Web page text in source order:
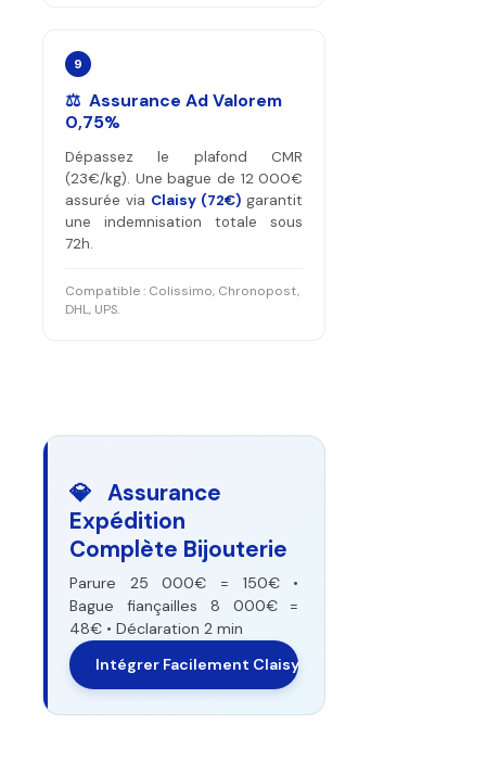
9
⚖️ Assurance Ad Valorem
0,75%
Dépassez le plafond CMR
(23€/kg). Une bague de 12 000€
assurée via Claisy (72€) garantit
une indemnisation totale sous
72h.
Compatible : Colissimo, Chronopost,
DHL, UPS.
💎 Assurance
Expédition
Complète Bijouterie
Parure 25 000€ = 150€ •
Bague fiançailles 8 000€ =
48€ • Déclaration 2 min
Intégrer Facilement Claisy